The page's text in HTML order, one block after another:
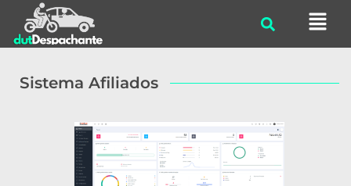
Sistema Afiliados